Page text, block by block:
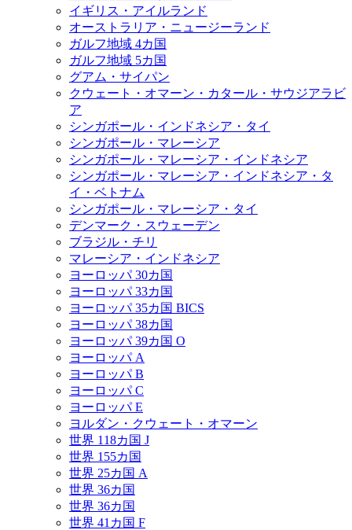
イギリス・アイルランド
オーストラリア・ニュージーランド
ガルフ地域 4カ国
ガルフ地域 5カ国
グアム・サイパン
クウェート・オマーン・カタール・サウジアラビ
ア
シンガポール・インドネシア・タイ
シンガポール・マレーシア
シンガポール・マレーシア・インドネシア
シンガポール・マレーシア・インドネシア・タ
イ・ベトナム
シンガポール・マレーシア・タイ
デンマーク・スウェーデン
ブラジル・チリ
マレーシア・インドネシア
ヨーロッパ 30カ国
ヨーロッパ 33カ国
ヨーロッパ 35カ国 BICS
ヨーロッパ 38カ国
ヨーロッパ 39カ国 O
ヨーロッパ A
ヨーロッパ B
ヨーロッパ C
ヨーロッパ E
ヨルダン・クウェート・オマーン
世界 118カ国 J
世界 155カ国
世界 25カ国 A
世界 36カ国
世界 36カ国
世界 41カ国 F